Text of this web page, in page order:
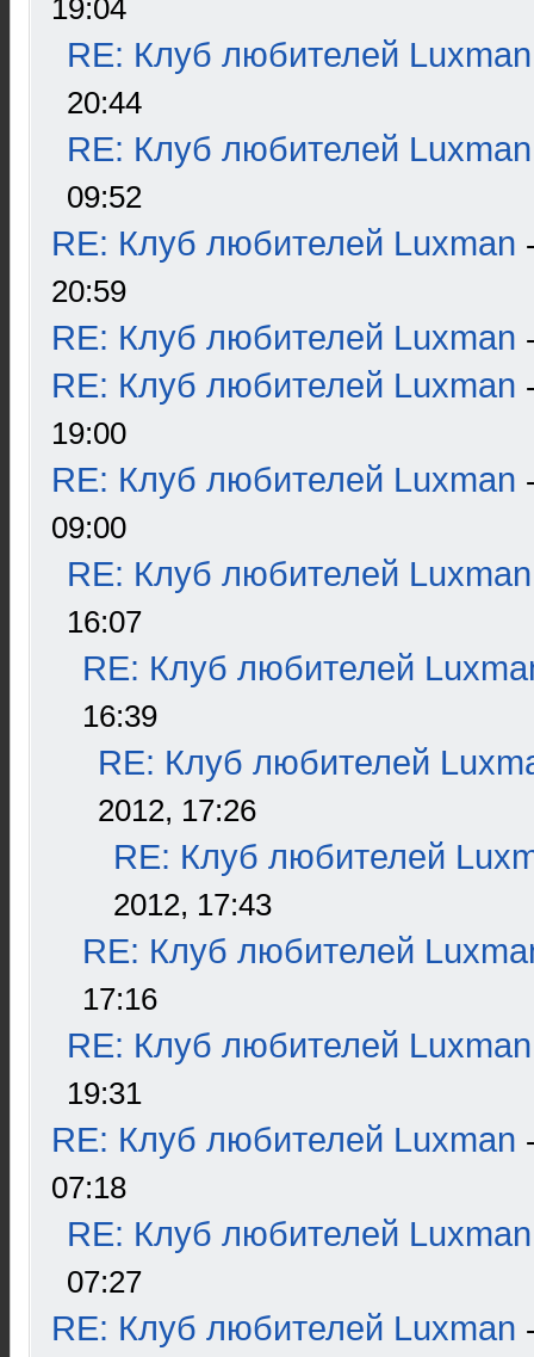
19:04
RE: Клуб любителей Luxman
20:44
RE: Клуб любителей Luxman
09:52
RE: Клуб любителей Luxman
20:59
RE: Клуб любителей Luxman
RE: Клуб любителей Luxman
19:00
RE: Клуб любителей Luxman
09:00
RE: Клуб любителей Luxman
16:07
RE: Клуб любителей
16:39
RE: Клуб любителей
2012, 17:26
RE: Клуб любителей
2012, 17:43
RE: Клуб любителей
17:16
RE: Клуб любителей Luxman
19:31
RE: Клуб любителей Luxman
07:18
RE: Клуб любителей Luxman
07:27
RE: Клуб любителей Luxman